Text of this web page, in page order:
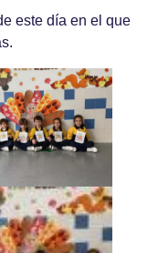
este día en el que